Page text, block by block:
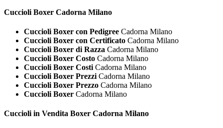
Cuccioli Boxer Cadorna Milano
Cuccioli Boxer con Pedigree Cadorna Milano
Cuccioli Boxer con Certificato Cadorna Milano
Cuccioli Boxer di Razza Cadorna Milano
Cuccioli Boxer Costo Cadorna Milano
Cuccioli Boxer Costi Cadorna Milano
Cuccioli Boxer Prezzi Cadorna Milano
Cuccioli Boxer Prezzo Cadorna Milano
Cuccioli Boxer Cadorna Milano
Cuccioli in Vendita Boxer Cadorna Milano